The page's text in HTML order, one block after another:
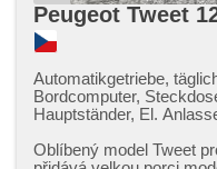
Peugeot Tweet
Automatikgetriebe,
Bordcomputer,
Hauptständer, El.
Oblíbený model Tweet